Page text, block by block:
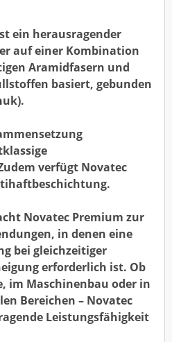
ein herausragender
auf einer Kombination
Aramidfasern und
basiert, gebunden
verfügt Novatec
Novatec Premium zur
in denen eine
bei gleichzeitiger
erforderlich ist. Ob
im Maschinenbau oder in
Bereichen – Novatec
Leistungsfähigkeit